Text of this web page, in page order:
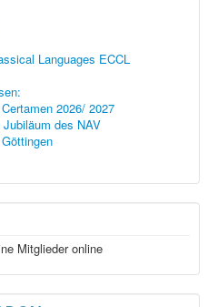
Languages ECCL
2026/ 2027
des NAV
Mitglieder online